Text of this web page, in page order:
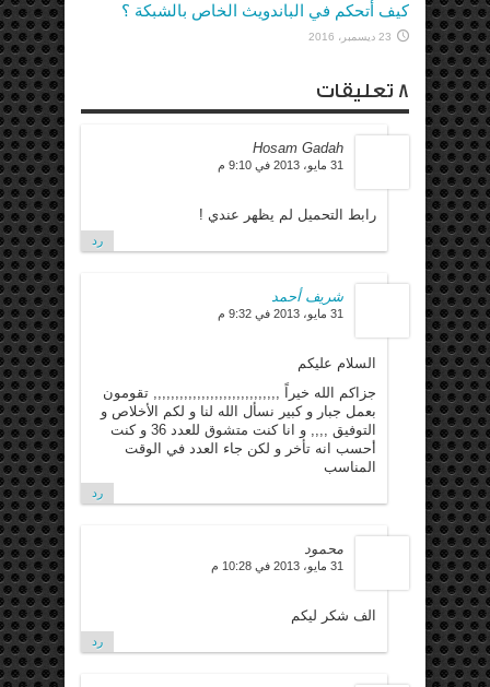
كيف أتحكم في الباندويث الخاص بالشبكة ؟
23 ديسمبر، 2016
8 تعليقات
Hosam Gadah
31 مايو، 2013 في 9:10 م
رابط التحميل لم يظهر عندي !
رد
شريف أحمد
31 مايو، 2013 في 9:32 م
السلام عليكم
جزاكم الله خيراً ,,,,,,,,,,,,,,,,,,,,,,,,,,,,, تقومون
بعمل جبار و كبير نسأل الله لنا و لكم الأخلاص و
التوفيق ,,,, و انا كنت متشوق للعدد 36 و كنت
أحسب انه تأخر و لكن جاء العدد في الوقت
المناسب
رد
محمود
31 مايو، 2013 في 10:28 م
الف شكر ليكم
رد